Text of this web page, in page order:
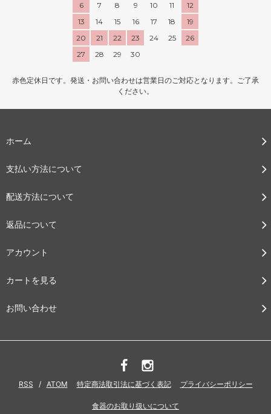
6
7 8 9 10 11
12
13
14 15 16 17 18
19
20
21 22 23 24 25
26
27
28 29 30
赤色定休日です。発送・お問い合わせは営業日のご対応となります。ご了承
ください。
ホーム
支払い方法について
配送方法について
返品について
アカウント
カートを見る
お問い合わせ
RSS / ATOM 特定商法取引法に基づく表記 プライバシーポリシー
食器のお取り扱いについて